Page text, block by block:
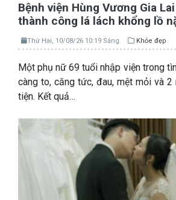
Bệnh viện Hùng Vương Gia
thành công lá lách khổng lồ
Thứ Hai, 10/08/26 10:19 Sáng Khỏe đẹp
Một phụ nữ 69 tuổi nhập viện trong
càng to, căng tức, đau, mệt mỏi và
tiện. Kết quả…